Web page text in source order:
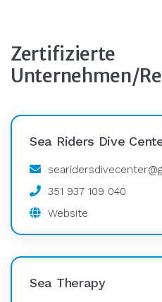
Zertifizierte
Unternehmen/
Sea Riders Dive
351 937 109 040
Website
Sea Therapy